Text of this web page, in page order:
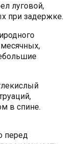
луговой,
при задержке.
месячных,
в спине.
перед